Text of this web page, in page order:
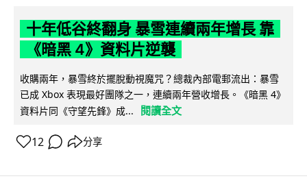
十年低谷終翻身 暴雪連續兩年增長 靠
《暗黑 4》資料片逆襲
收購兩年，暴雪終於擺脫動視魔咒？總裁內部電郵流出：暴雪
已成 Xbox 表現最好團隊之一，連續兩年營收增長。《暗黑 4》
資料片同《守望先鋒》成...
閱讀全文
12 分享